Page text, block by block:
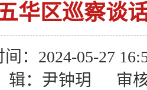
华区巡察谈
：2024-05-27
辑：尹钟玥
审